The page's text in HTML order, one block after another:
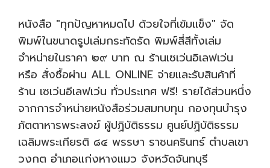
หนังสือ "ทุกปัญหาหมดไป ด้วยใจที่เข้มแข็ง" จัด
พิมพ์ในขนาดรูปเล่มกระทัดรัด พิมพ์สี่สีทั้งเล่ม
จำหน่ายในราคา ๒๙ บาท ณ ร้านเซเว่นอิเลฟเว่น
หรือ สั่งซื้อผ่าน ALL ONLINE จ่ายและรับสินค้าที่
ร้าน เซเว่นอีเลฟเว่น ทั่วประเทศ ฟรี! รายได้ส่วนหนึ่ง
จากการจำหน่ายหนังสือร่วมสมทบทุน กองทุนบำรุง
ภัตตาหารพระสงฆ์ ผู้ปฏิบัติธรรม ศูนย์ปฏิบัติธรรม
เฉลิมพระเกียรติ ๘๔ พรรษา ราชนครินทร์ ตำบลเขา
วงกต อำเภอแก่งหางแมว จังหวัดจันทบุรี